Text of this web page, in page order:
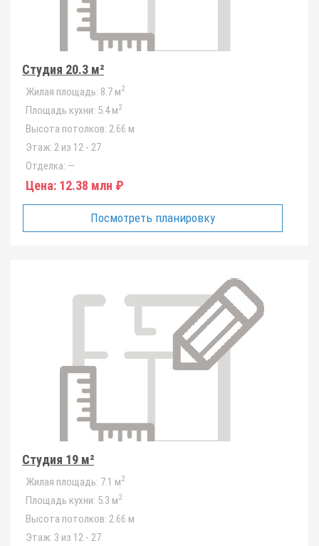
Студия 20.3 м²
Жилая площадь: 8.7 м2
Площадь кухни: 5.4 м2
Высота потолков: 2.66 м
Этаж: 2 из 12 - 27
Отделка: —
Цена: 12.38 млн ₽
Посмотреть планировку
Студия 19 м²
Жилая площадь: 7.1 м2
Площадь кухни: 5.3 м2
Высота потолков: 2.66 м
Этаж: 3 из 12 - 27